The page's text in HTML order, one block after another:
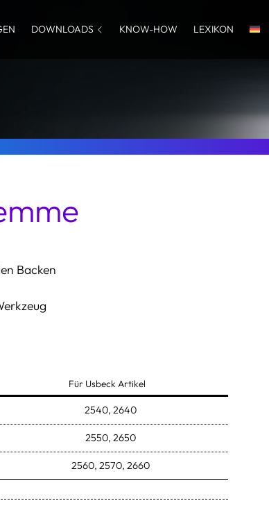
DOWNLOADS KNOW-HOW LEXIKON
Backen
Für Usbeck Artikel
2540, 2640
2550, 2650
2560, 2570, 2660